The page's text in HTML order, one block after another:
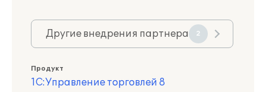
Другие внедрения партнера 2
Продукт
1С:Управление торговлей 8